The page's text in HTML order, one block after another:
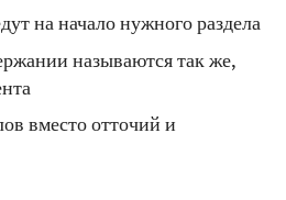
на начало нужного раздела
называются так же,
вместо отточий и